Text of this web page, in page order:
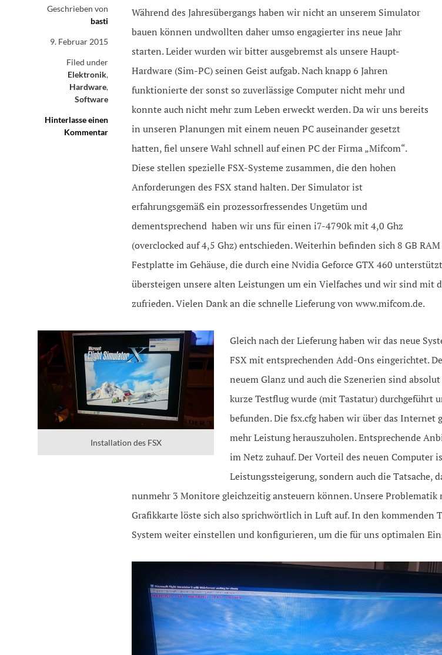
Geschrieben von
basti
9. Februar 2015
Filed under
Elektronik,
Hardware,
Software
Hinterlasse einen
Kommentaron
Während des Jahresübergangs haben wir nicht an unserem Simulator
bauen können undwollten daher umso engagierter ins neue Jahr
starten. Leider wurden wir bitter ausgebremst als unsere Haupt-
Hardware (Sim-PC) seinen Geist aufgab. Nach knapp 6 Jahren
funktionierte der sonst so zuverlässige Computer nicht mehr und
konnte auch nicht mehr zum Leben erweckt werden. Da wir uns bereits
in unseren Planungen mit einem neuen PC auseinander gesetzt
hatten, fiel unsere Wahl schnell auf einen PC der Firma „Mifcom“.
Diese stellen spezielle FSX-Systeme zusammen, die den hohen
Anforderungen des FSX stand halten. Der Simulator ist
erfahrungsgemäß ein prozessorfressendes Ungetüm und
dementsprechend haben wir uns für einen i7-4790k mit 4,0 Ghz
(overclocked auf 4,5 Ghz) entschieden. Weiterhin befinden sich 8 GB
Festplatte im Gehäuse, die durch eine Nvidia Geforce GTX 460
übersteigen unsere alten Leistungen um ein Vielfaches und wir sind mit
zufrieden. Vielen Dank an die schnelle Lieferung von www.mifcom.de.
Installation des FSX
Gleich nach der Lieferung haben wir das neue
FSX mit entsprechenden Add-Ons eingerichtet.
neuem Glanz und auch die Szenerien sind
kurze Testflug wurde (mit Tastatur) durchgeführt
befunden. Die fsx.cfg haben wir über das Internet
mehr Leistung herauszuholen. Entsprechende
im Netz zuhauf. Der Vorteil des neuen Computer
Leistungssteigerung, sondern auch die Tatsache,
nunmehr 3 Monitore gleichzeitig ansteuern können. Unsere Problematik
Grafikkarte löste sich also sprichwörtlich in Luft auf. In den kommenden
System weiter einstellen und konfigurieren, um die für uns optimalen